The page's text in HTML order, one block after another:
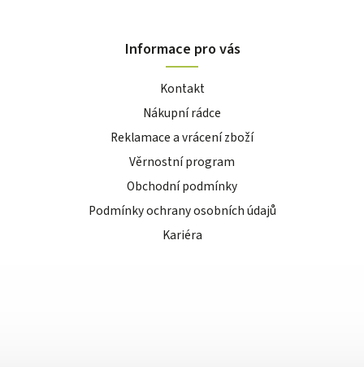
Informace pro vás
Kontakt
Nákupní rádce
Reklamace a vrácení zboží
Věrnostní program
Obchodní podmínky
Podmínky ochrany osobních údajů
Kariéra